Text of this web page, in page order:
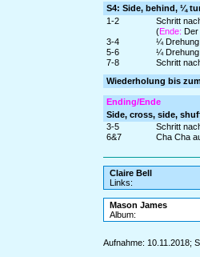
S4: Side, behind, ¼
1-2
Schritt
(Ende: Der
3-4
¼ Drehung
5-6
¼ Drehung
7-8
Schritt
Wiederholung bis
Ending/Ende
Side, cross, side,
3-5
Schritt
6&7
Cha Cha
Claire Bell
Links:
Mason James
Album:
Aufnahme: 10.11.2018;